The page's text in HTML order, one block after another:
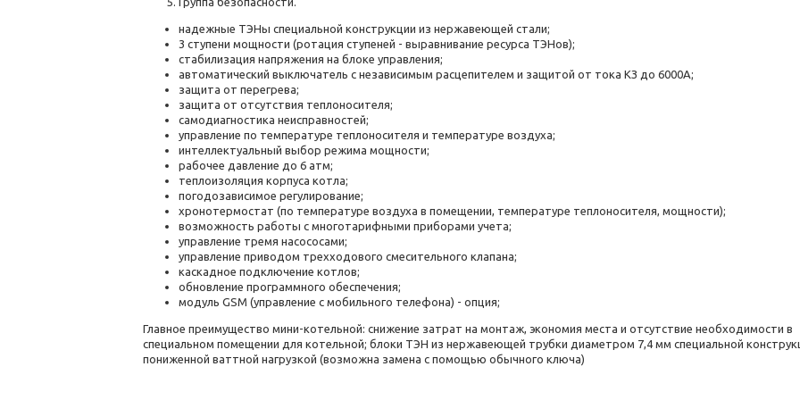
надежные ТЭНы специальной конструкции из нержавеющей стали;
3 ступени мощности (ротация ступеней - выравнивание ресурса ТЭНов);
стабилизация напряжения на блоке управления;
автоматический выключатель с независимым расцепителем и защитой от тока КЗ до 6000А;
защита от перегрева;
защита от отсутствия теплоносителя;
самодиагностика неисправностей;
управление по температуре теплоносителя и температуре воздуха;
интеллектуальный выбор режима мощности;
рабочее давление до 6 атм;
теплоизоляция корпуса котла;
погодозависимое регулирование;
хронотермостат (по температуре воздуха в помещении, температуре теплоносителя, мощности);
возможность работы с многотарифными приборами учета;
управление тремя насососами;
управление приводом трехходового смесительного клапана;
каскадное подключение котлов;
обновление программного обеспечения;
модуль GSM (управление с мобильного телефона) - опция;
Главное преимущество мини-котельной: снижение затрат на монтаж, экономия места и отсутствие необходимости в
специальном помещении для котельной; блоки ТЭН из нержавеющей трубки диаметром 7,4 мм специальной
пониженной ваттной нагрузкой (возможна замена с помощью обычного ключа)